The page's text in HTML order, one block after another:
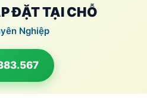
ĐẶT TẠI CHỖ
Nghiệp